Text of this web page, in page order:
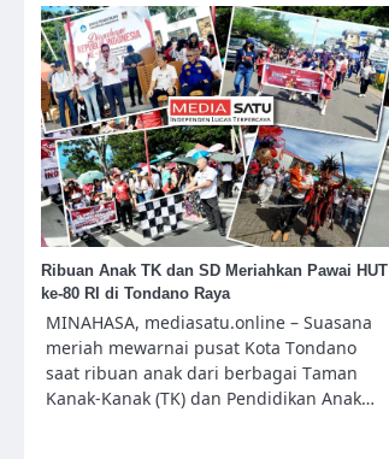
Ribuan Anak TK dan SD Meriahkan Pawai HUT
ke-80 RI di Tondano Raya
MINAHASA, mediasatu.online – Suasana
meriah mewarnai pusat Kota Tondano
saat ribuan anak dari berbagai Taman
Kanak-Kanak (TK) dan Pendidikan Anak…